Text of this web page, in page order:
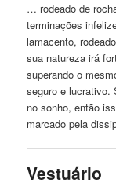
… rodeado de
terminações
lamacento,
sua natureza irá
superando o
seguro e lucrativo.
no sonho, então
marcado pela
Vestuário